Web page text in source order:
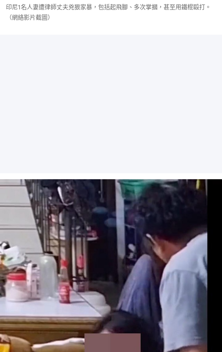
印尼1名人妻遭律師丈夫兇狠家暴，包括起飛腳、多次掌摑，甚至用鐵棍毆打。
（網絡影片截圖）